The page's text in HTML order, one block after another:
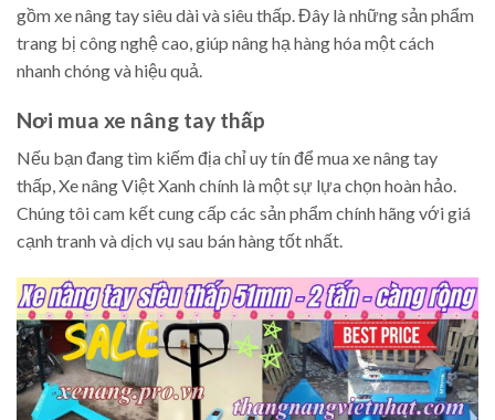
gồm xe nâng tay siêu dài và siêu thấp. Đây là những sản phẩm
trang bị công nghệ cao, giúp nâng hạ hàng hóa một cách
nhanh chóng và hiệu quả.
Nơi mua xe nâng tay thấp
Nếu bạn đang tìm kiếm địa chỉ uy tín để mua xe nâng tay
thấp, Xe nâng Việt Xanh chính là một sự lựa chọn hoàn hảo.
Chúng tôi cam kết cung cấp các sản phẩm chính hãng với giá
cạnh tranh và dịch vụ sau bán hàng tốt nhất.